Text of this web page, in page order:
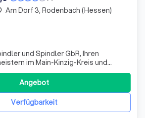
und Spindler GbR, Ihren
im Main-Kinzig-Kreis und
im Maler- und
bieten wir Ihnen ein breites Spektrum
Von der Wand- und
über Lackierarbeiten bis hin zu
Verfügbarkeit
Angebot
Am Dorf 3, Rodenbach (Hessen)